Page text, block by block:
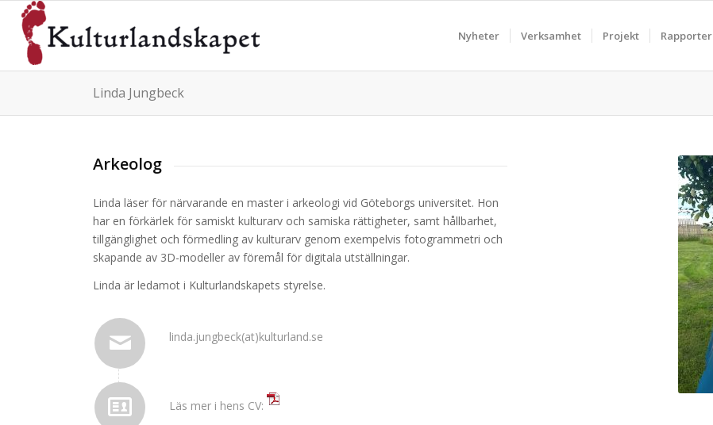
Nyheter Verksamhet Projekt Rapporter
Linda Jungbeck
Arkeolog
Linda läser för närvarande en master i arkeologi vid Göteborgs universitet. Hon
har en förkärlek för samiskt kulturarv och samiska rättigheter, samt hållbarhet,
tillgänglighet och förmedling av kulturarv genom exempelvis fotogrammetri och
skapande av 3D-modeller av föremål för digitala utställningar.
Linda är ledamot i Kulturlandskapets styrelse.
linda.jungbeck(at)kulturland.se
Läs mer i hens CV: